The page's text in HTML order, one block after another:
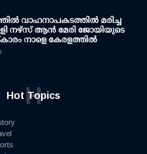
വാഹനാപകടത്തിൽ മരിച്ച
നഴ്സ് ആൻ മേരി ജോയിയുടെ
നാളെ കേരളത്തിൽ
Hot Topics
H